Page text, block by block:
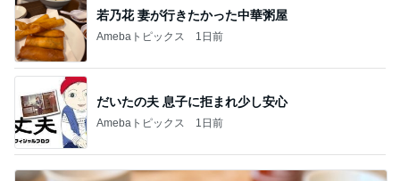
だいたの夫 息子に拒まれ少し安心
Amebaトピックス 1日前